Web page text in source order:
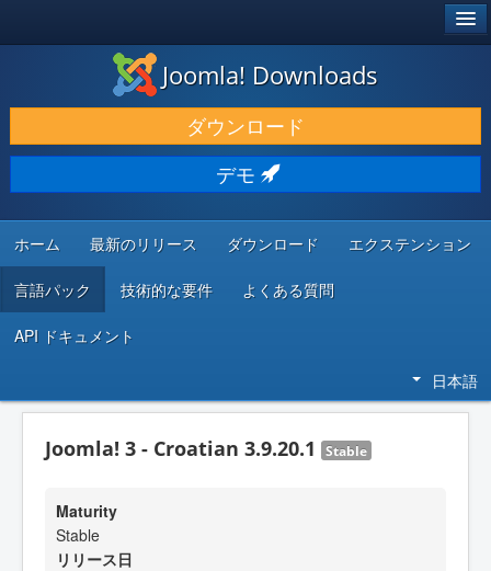
ダウンロードと機能拡張
発見と学び
コミュニティとサポート
開発者向けリソース
Joomla! Downloads
ダウンロード
デモ
ホーム 最新のリリース ダウンロード エクステンション
言語パック 技術的な要件 よくある質問
API ドキュメント
日本語
Joomla! 3 - Croatian 3.9.20.1 Stable
Maturity
Stable
リリース日